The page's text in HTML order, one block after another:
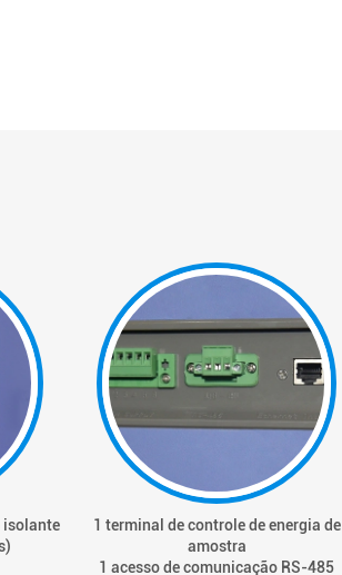
isolante
1 terminal de controle de energia de
amostra
1 acesso de comunicação RS-485